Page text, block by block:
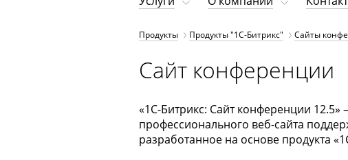
Продукты Продукты "1С-Битрикс" Сайты
Сайт конференции
«1С-Битрикс: Сайт конференции 12.5»
профессионального веб-сайта
разработанное на основе продукта